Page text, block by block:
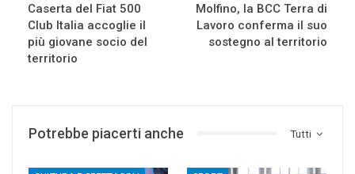
Caserta del Fiat 500
Club Italia accoglie il
più giovane socio del
territorio
Molfino, la BCC Terra di
Lavoro conferma il suo
sostegno al territorio
Tutti
Potrebbe piacerti anche